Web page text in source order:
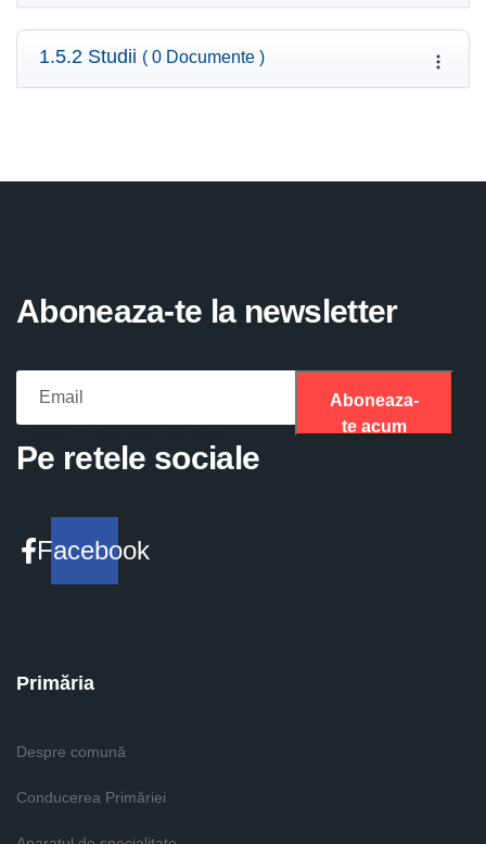
1.5.2 Studii ( 0 Documente )
Aboneaza-te la newsletter
Aboneaza-
te acum
Pe retele sociale
Facebook
Primăria
Despre comună
Conducerea Primăriei